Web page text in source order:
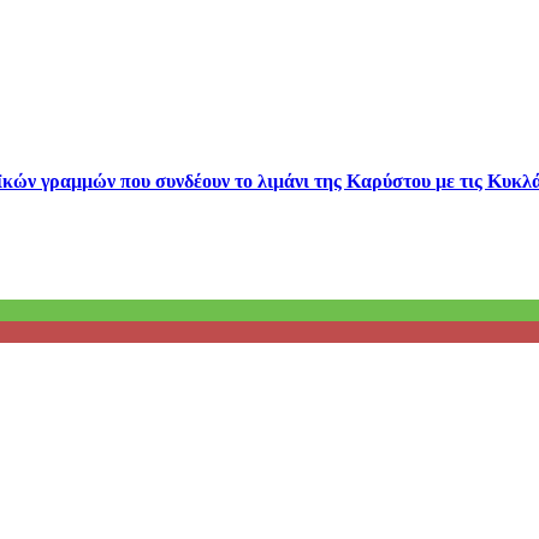
γραμμών που συνδέουν το λιμάνι της Καρύστου με τις